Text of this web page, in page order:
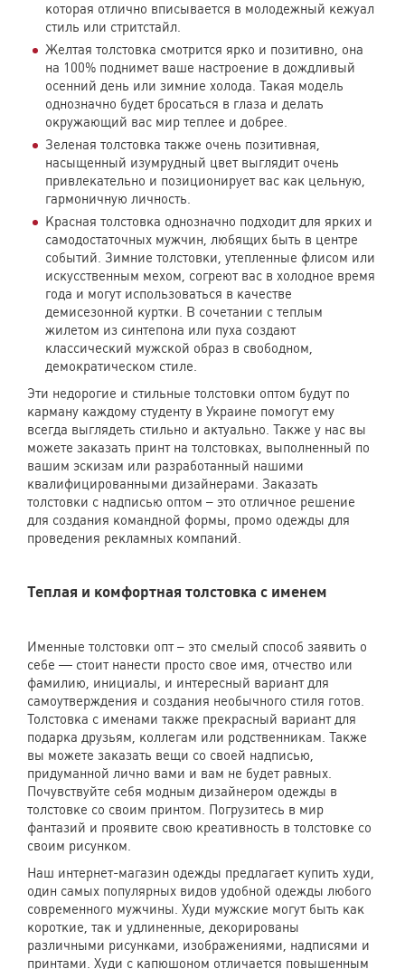
которая отлично вписывается в молодежный кежуал
стиль или стритстайл.
Желтая толстовка смотрится ярко и позитивно, она
на 100% поднимет ваше настроение в дождливый
осенний день или зимние холода. Такая модель
однозначно будет бросаться в глаза и делать
окружающий вас мир теплее и добрее.
Зеленая толстовка также очень позитивная,
насыщенный изумрудный цвет выглядит очень
привлекательно и позиционирует вас как цельную,
гармоничную личность.
Красная толстовка однозначно подходит для ярких и
самодостаточных мужчин, любящих быть в центре
событий. Зимние толстовки, утепленные флисом или
искусственным мехом, согреют вас в холодное время
года и могут использоваться в качестве
демисезонной куртки. В сочетании с теплым
жилетом из синтепона или пуха создают
классический мужской образ в свободном,
демократическом стиле.
Эти недорогие и стильные толстовки оптом будут по
карману каждому студенту в Украине помогут ему
всегда выглядеть стильно и актуально. Также у нас вы
можете заказать принт на толстовках, выполненный по
вашим эскизам или разработанный нашими
квалифицированными дизайнерами. Заказать
толстовки с надписью оптом – это отличное решение
для создания командной формы, промо одежды для
проведения рекламных компаний.
Теплая и комфортная толстовка с именем
Именные толстовки опт – это смелый способ заявить о
себе — стоит нанести просто свое имя, отчество или
фамилию, инициалы, и интересный вариант для
самоутверждения и создания необычного стиля готов.
Толстовка с именами также прекрасный вариант для
подарка друзьям, коллегам или родственникам. Также
вы можете заказать вещи со своей надписью,
придуманной лично вами и вам не будет равных.
Почувствуйте себя модным дизайнером одежды в
толстовке со своим принтом. Погрузитесь в мир
фантазий и проявите свою креативность в толстовке со
своим рисунком.
Наш интернет-магазин одежды предлагает купить худи,
один самых популярных видов удобной одежды любого
современного мужчины. Худи мужские могут быть как
короткие, так и удлиненные, декорированы
различными рисунками, изображениями, надписями и
принтами. Худи с капюшоном отличается повышенным